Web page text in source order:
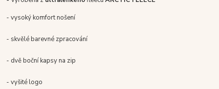
- vysoký komfort nošení
- skvělé barevné zpracování
- dvě boční kapsy na zip
- vyšité logo